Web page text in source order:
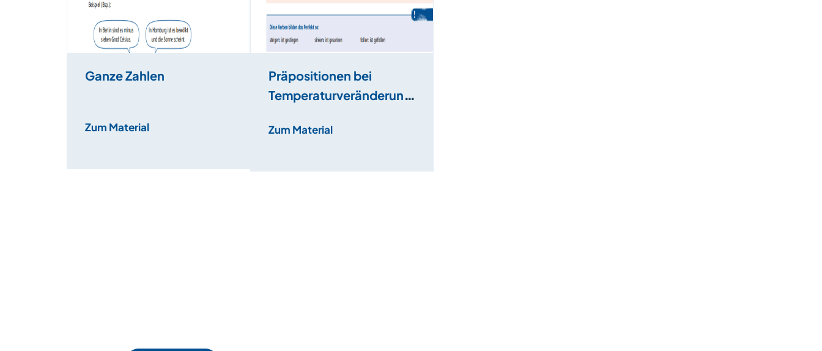
Ganze Zahlen
Zum Material
Präpositionen bei
Temperaturveränderung
Zum Material